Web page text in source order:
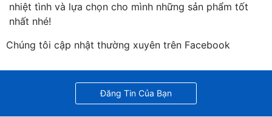
nhiệt tình và lựa chọn cho mình những sản phẩm tốt
nhất nhé!
Chúng tôi cập nhật thường xuyên trên Facebook
Đăng Tin Của Bạn